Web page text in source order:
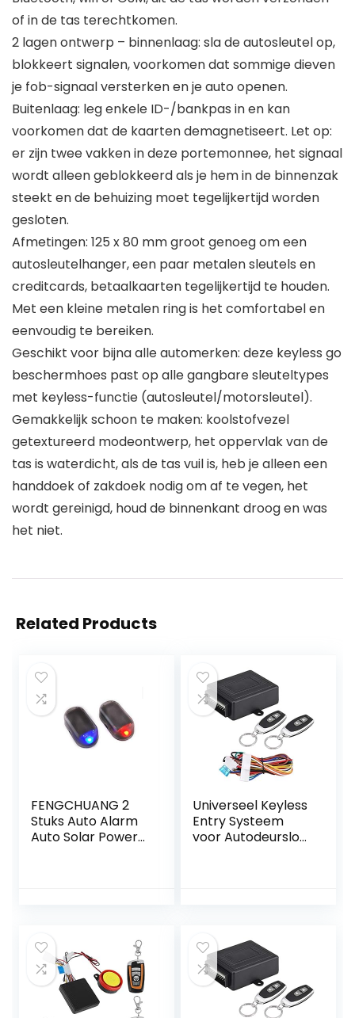
of in de tas terechtkomen.
2 lagen ontwerp – binnenlaag: sla de autosleutel op,
blokkeert signalen, voorkomen dat sommige dieven
je fob-signaal versterken en je auto openen.
Buitenlaag: leg enkele ID-/bankpas in en kan
voorkomen dat de kaarten demagnetiseert. Let op:
er zijn twee vakken in deze portemonnee, het signaal
wordt alleen geblokkeerd als je hem in de binnenzak
steekt en de behuizing moet tegelijkertijd worden
gesloten.
Afmetingen: 125 x 80 mm groot genoeg om een
autosleutelhanger, een paar metalen sleutels en
creditcards, betaalkaarten tegelijkertijd te houden.
Met een kleine metalen ring is het comfortabel en
eenvoudig te bereiken.
Geschikt voor bijna alle automerken: deze keyless go
beschermhoes past op alle gangbare sleuteltypes
met keyless-functie (autosleutel/motorsleutel).
Gemakkelijk schoon te maken: koolstofvezel
getextureerd modeontwerp, het oppervlak van de
tas is waterdicht, als de tas vuil is, heb je alleen een
handdoek of zakdoek nodig om af te vegen, het
wordt gereinigd, houd de binnenkant droog en was
het niet.
Related Products
FENGCHUANG 2
Stuks Auto Alarm
Auto Solar Power
Beveiliging
Producten (Blauw
& Rood)
Universeel Keyless
Entry Systeem
voor Autodeurslot